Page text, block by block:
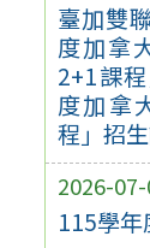
臺加雙
度加拿
2+1課
度加拿
程」招
2026-
115學